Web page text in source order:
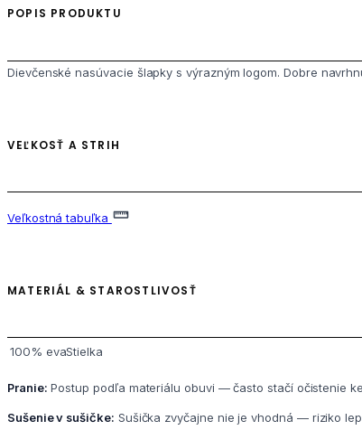
POPIS PRODUKTU
Dievčenské nasúvacie šlapky s výrazným logom. Dobre
VEĽKOSŤ A STRIH
Veľkostná tabuľka
MATERIÁL & STAROSTLIVOSŤ
100% evaStielka
Pranie: Postup podľa materiálu obuvi — často stačí očistenie
Sušenie v sušičke: Sušička zvyčajne nie je vhodná — riziko